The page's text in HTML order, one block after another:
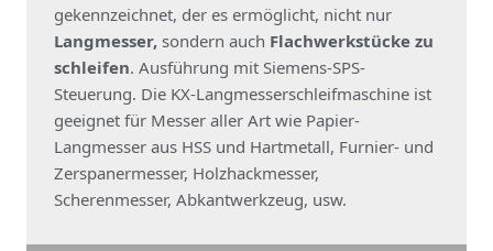
gekennzeichnet, der es ermöglicht, nicht nur
Langmesser, sondern auch Flachwerkstücke zu
schleifen. Ausführung mit Siemens-SPS-
Steuerung. Die KX-Langmesserschleifmaschine ist
geeignet für Messer aller Art wie Papier-
Langmesser aus HSS und Hartmetall, Furnier- und
Zerspanermesser, Holzhackmesser,
Scherenmesser, Abkantwerkzeug, usw.